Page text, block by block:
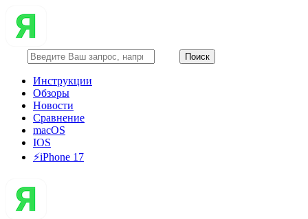
Инструкции
Обзоры
Новости
Сравнение
macOS
IOS
⚡️iPhone 17